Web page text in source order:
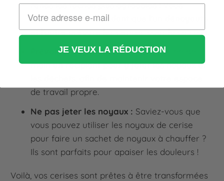
rends les tâches plus agréables ! Vous
pouvez discuter pendant que l'un dénoyaute
et l'autre prépare les cerises pour la cuisson.
Prévoir un récipient :Gardez à portée de
main un récipient pour y jeter les noyaux et
de travail propre.
Ne pas jeter les noyaux : Saviez-vous que
vous pouvez utiliser les noyaux de cerise
pour faire un sachet de noyaux à chauffer ?
Ils sont parfaits pour apaiser les douleurs !
Voilà, vos cerises sont prêtes à être transformées
JE VEUX LA RÉDUCTION